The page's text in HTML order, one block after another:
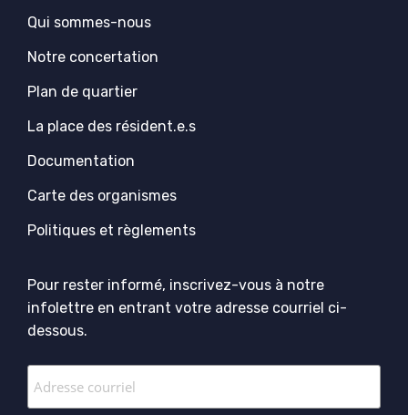
Qui sommes-nous
Notre concertation
Plan de quartier
La place des résident.e.s
Documentation
Carte des organismes
Politiques et règlements
Pour rester informé, inscrivez-vous à notre
infolettre en entrant votre adresse courriel ci-
dessous.